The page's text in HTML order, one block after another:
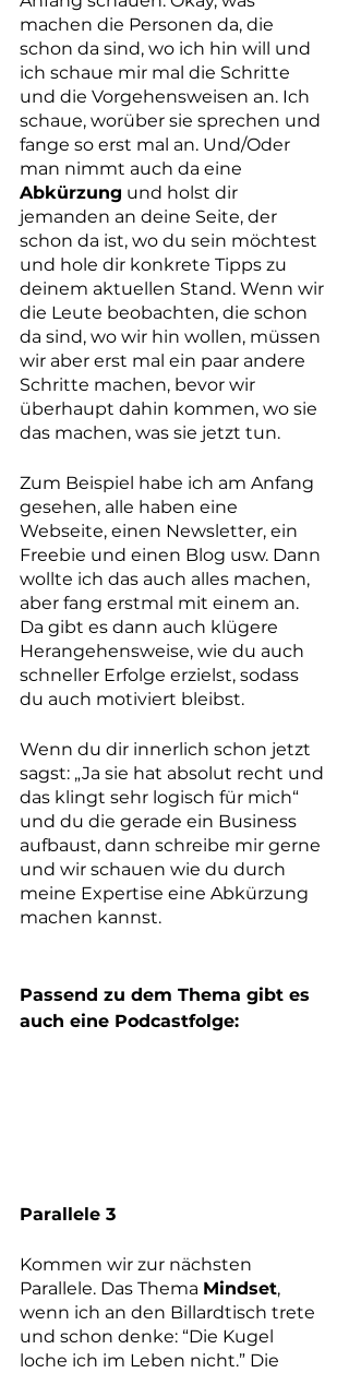
machen die Personen da, die
schon da sind, wo ich hin will und
ich schaue mir mal die Schritte
und die Vorgehensweisen an. Ich
schaue, worüber sie sprechen und
fange so erst mal an. Und/Oder
man nimmt auch da eine
Abkürzung und holst dir
jemanden an deine Seite, der
schon da ist, wo du sein möchtest
und hole dir konkrete Tipps zu
deinem aktuellen Stand. Wenn wir
die Leute beobachten, die schon
da sind, wo wir hin wollen, müssen
wir aber erst mal ein paar andere
Schritte machen, bevor wir
überhaupt dahin kommen, wo sie
das machen, was sie jetzt tun.
Zum Beispiel habe ich am Anfang
gesehen, alle haben eine
Webseite, einen Newsletter, ein
Freebie und einen Blog usw. Dann
wollte ich das auch alles machen,
aber fang erstmal mit einem an.
Da gibt es dann auch klügere
Herangehensweise, wie du auch
schneller Erfolge erzielst, sodass
du auch motiviert bleibst.
Wenn du dir innerlich schon jetzt
sagst: „Ja sie hat absolut recht und
das klingt sehr logisch für mich“
und du die gerade ein Business
aufbaust, dann schreibe mir gerne
und wir schauen wie du durch
meine Expertise eine Abkürzung
machen kannst.
Passend zu dem Thema gibt es
auch eine Podcastfolge:
Parallele 3
Kommen wir zur nächsten
Parallele. Das Thema Mindset,
wenn ich an den Billardtisch trete
und schon denke: “Die Kugel
loche ich im Leben nicht.” Die